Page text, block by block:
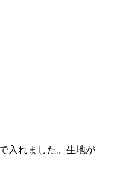
入れました。生地が